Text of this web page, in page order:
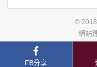
©
網站
FB分享